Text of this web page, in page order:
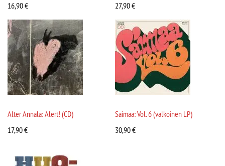
16,90€ 27,90€
Alter Annala: Alert! (CD)
17,90€
Saimaa: Vol. 6 (valkoinen LP)
30,90€